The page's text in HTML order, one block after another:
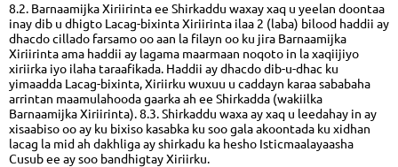
8.2. Barnaamijka Xiriirinta ee Shirkaddu waxay xaq u yeelan doontaa
inay dib u dhigto Lacag-bixinta Xiriirinta ilaa 2 (laba) bilood haddii ay
dhacdo cillado farsamo oo aan la filayn oo ku jira Barnaamijka
Xiriirinta ama haddii ay lagama maarmaan noqoto in la xaqiijiyo
xiriirka iyo ilaha taraafikada. Haddii ay dhacdo dib-u-dhac ku
yimaadda Lacag-bixinta, Xiriirku wuxuu u caddayn karaa sababaha
arrintan maamulahooda gaarka ah ee Shirkadda (wakiilka
Barnaamijka Xiriirinta). 8.3. Shirkaddu waxa ay xaq u leedahay in ay
xisaabiso oo ay ku bixiso kasabka ku soo gala akoontada ku xidhan
lacag la mid ah dakhliga ay shirkadu ka hesho Isticmaalayaasha
Cusub ee ay soo bandhigtay Xiriirku.